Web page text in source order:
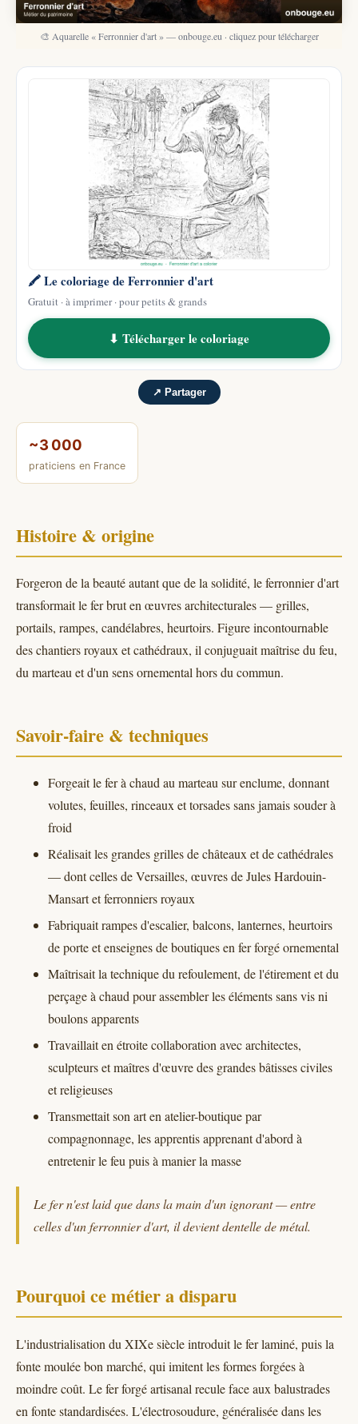
🎨 Aquarelle « Ferronnier d'art » — onbouge.eu · cliquez pour télécharger
🖍️ Le coloriage de Ferronnier d'art
Gratuit · à imprimer · pour petits & grands
⬇ Télécharger le coloriage
↗ Partager
~3 000
praticiens en France
Histoire & origine
Forgeron de la beauté autant que de la solidité, le ferronnier d'art
transformait le fer brut en œuvres architecturales — grilles,
portails, rampes, candélabres, heurtoirs. Figure incontournable
des chantiers royaux et cathédraux, il conjuguait maîtrise du feu,
du marteau et d'un sens ornemental hors du commun.
Savoir-faire & techniques
Forgeait le fer à chaud au marteau sur enclume, donnant
volutes, feuilles, rinceaux et torsades sans jamais souder à
froid
Réalisait les grandes grilles de châteaux et de cathédrales
— dont celles de Versailles, œuvres de Jules Hardouin-
Mansart et ferronniers royaux
Fabriquait rampes d'escalier, balcons, lanternes, heurtoirs
de porte et enseignes de boutiques en fer forgé ornemental
Maîtrisait la technique du refoulement, de l'étirement et du
perçage à chaud pour assembler les éléments sans vis ni
boulons apparents
Travaillait en étroite collaboration avec architectes,
sculpteurs et maîtres d'œuvre des grandes bâtisses civiles
et religieuses
Transmettait son art en atelier-boutique par
compagnonnage, les apprentis apprenant d'abord à
entretenir le feu puis à manier la masse
Le fer n'est laid que dans la main d'un ignorant — entre
celles d'un ferronnier d'art, il devient dentelle de métal.
Pourquoi ce métier a disparu
L'industrialisation du XIXe siècle introduit le fer laminé, puis la
fonte moulée bon marché, qui imitent les formes forgées à
moindre coût. Le fer forgé artisanal recule face aux balustrades
en fonte standardisées. L'électrosoudure, généralisée dans les